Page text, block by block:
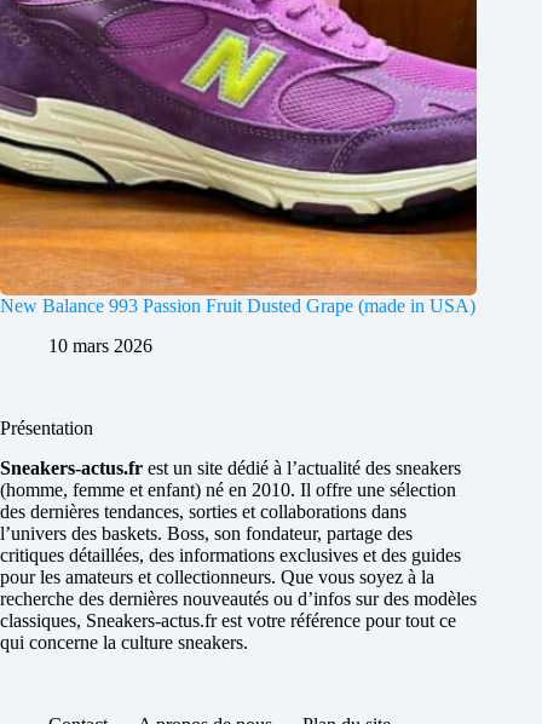
New Balance 993 Passion Fruit Dusted Grape (made in USA)
10 mars 2026
Présentation
Sneakers-actus.fr est un site dédié à l’actualité des sneakers
(homme, femme et enfant) né en 2010. Il offre une sélection
des dernières tendances, sorties et collaborations dans
l’univers des baskets. Boss, son fondateur, partage des
critiques détaillées, des informations exclusives et des guides
pour les amateurs et collectionneurs. Que vous soyez à la
recherche des dernières nouveautés ou d’infos sur des modèles
classiques, Sneakers-actus.fr est votre référence pour tout ce
qui concerne la culture sneakers.